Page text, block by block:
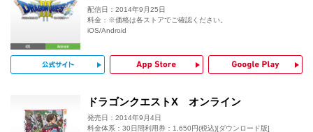
配信日：2014年9月25日
料金：※価格は各ストアでご確認ください。
iOS/Android
公式サイト App Store
ドラゴンクエストX オンライン
発売日：2014年9月4日
料金体系：30日間利用券：1,650円(税込)[ダウンロード版]